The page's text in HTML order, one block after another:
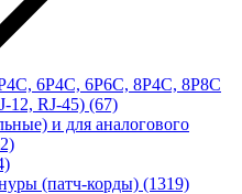
6P4C, 6P6C, 8P4C, 8P8C
12, RJ-45) (67)
и для аналогового
(патч-корды) (1319)